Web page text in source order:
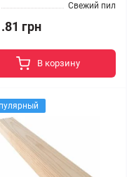
Свежий пил
грн
В корзину